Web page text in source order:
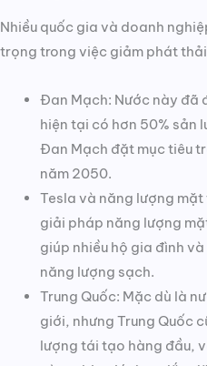
Nhiều quốc gia và doanh
trọng trong việc giảm phát
Đan Mạch: Nước này đã
hiện tại có hơn 50% sản
Đan Mạch đặt mục tiêu
năm 2050.
Tesla và năng lượng
giải pháp năng lượng
giúp nhiều hộ gia đình
năng lượng sạch.
Trung Quốc: Mặc dù là
giới, nhưng Trung Quốc
lượng tái tạo hàng đầu,